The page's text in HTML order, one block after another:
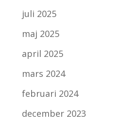
juli 2025
maj 2025
april 2025
mars 2024
februari 2024
december 2023